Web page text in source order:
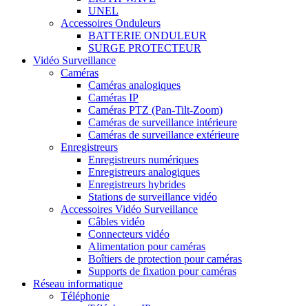
UNEL
Accessoires Onduleurs
BATTERIE ONDULEUR
SURGE PROTECTEUR
Vidéo Surveillance
Caméras
Caméras analogiques
Caméras IP
Caméras PTZ (Pan-Tilt-Zoom)
Caméras de surveillance intérieure
Caméras de surveillance extérieure
Enregistreurs
Enregistreurs numériques
Enregistreurs analogiques
Enregistreurs hybrides
Stations de surveillance vidéo
Accessoires Vidéo Surveillance
Câbles vidéo
Connecteurs vidéo
Alimentation pour caméras
Boîtiers de protection pour caméras
Supports de fixation pour caméras
Réseau informatique
Téléphonie